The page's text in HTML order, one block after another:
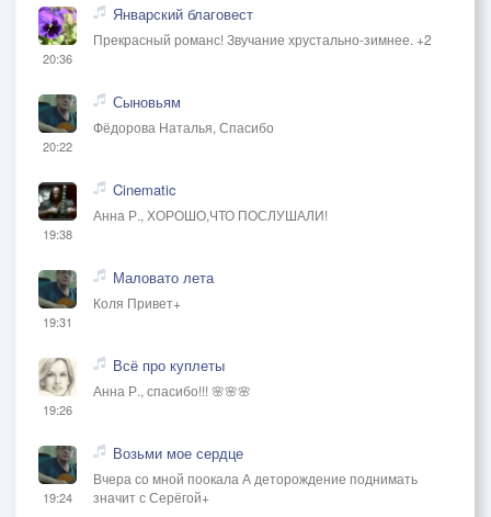
20:36
Январский благовест
Прекрасный романс! Звучание хрустально-зимнее. +2
20:22
Сыновьям
Фёдорова Наталья, Спасибо
19:38
Cinematic
Анна Р., ХОРОШО,ЧТО ПОСЛУШАЛИ!
19:31
Маловато лета
Коля Привет+
19:26
Всё про куплеты
Анна Р., спасибо!!! 🌸🌸🌸
19:24
Возьми мое сердце
Вчера со мной поокала А деторождение поднимать
значит с Серёгой+